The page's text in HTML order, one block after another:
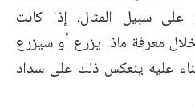
على سبيل المثال، إذا كانت
معرفة ماذا يزرع أو سيزرع
عليه ينعكس ذلك على سداد